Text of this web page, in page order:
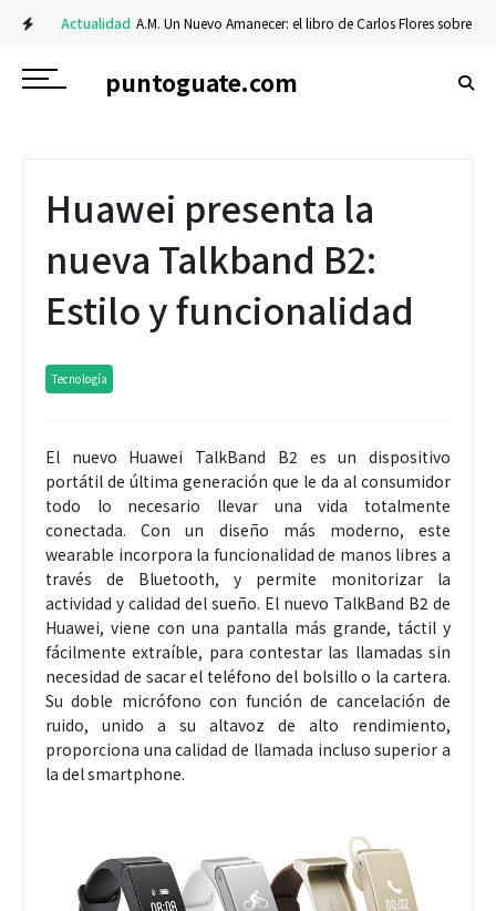
Actualidad A.M. Un Nuevo Amanecer: el libro de Carlos Flores sobre fe y
puntoguate.com
Huawei presenta la
nueva Talkband B2:
Estilo y funcionalidad
Tecnología
El nuevo Huawei TalkBand B2 es un dispositivo
portátil de última generación que le da al consumidor
todo lo necesario llevar una vida totalmente
conectada. Con un diseño más moderno, este
wearable incorpora la funcionalidad de manos libres a
través de Bluetooth, y permite monitorizar la
actividad y calidad del sueño. El nuevo TalkBand B2 de
Huawei, viene con una pantalla más grande, táctil y
fácilmente extraíble, para contestar las llamadas sin
necesidad de sacar el teléfono del bolsillo o la cartera.
Su doble micrófono con función de cancelación de
ruido, unido a su altavoz de alto rendimiento,
proporciona una calidad de llamada incluso superior a
la del smartphone.